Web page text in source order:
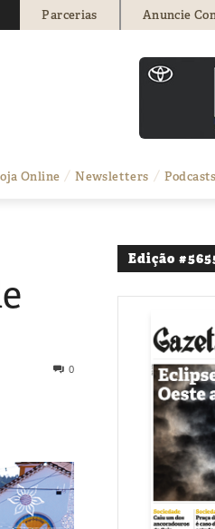
Parcerias Anuncie
Online Newsletters Podcasts
0
Edição